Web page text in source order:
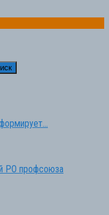
РО профсоюза